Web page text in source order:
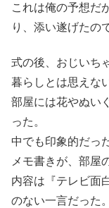
これは俺の予想だ
り、添い遂げたの
式の後、おじいち
暮らしとは思えな
部屋には花やぬい
った。
中でも印象的だっ
メモ書きが、部屋
内容は『テレビ面
のない一言だった。